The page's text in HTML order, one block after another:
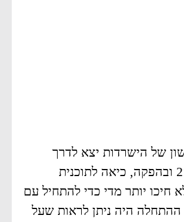
של הישרדות יצא לדרך
בשעה 21:00 ובהפקה, כיאה לתוכנית
חיכו יותר מדי כדי להתחיל עם
היה ניתן לראות שעל